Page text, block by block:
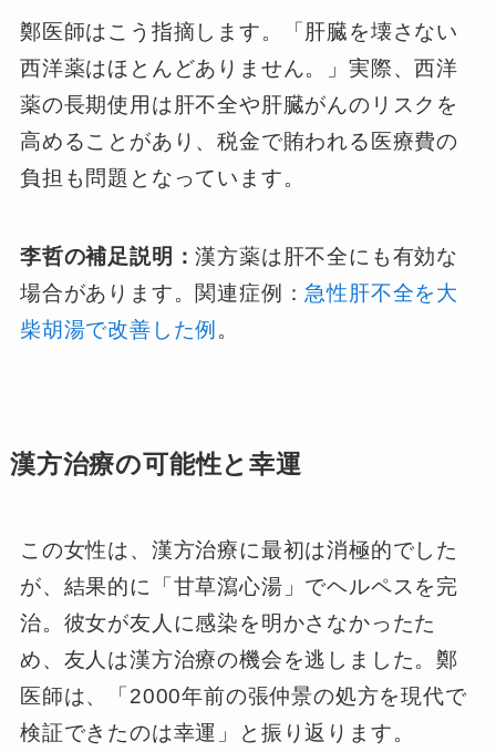
鄭医師はこう指摘します。「肝臓を壊さない
西洋薬はほとんどありません。」実際、西洋
薬の長期使用は肝不全や肝臓がんのリスクを
高めることがあり、税金で賄われる医療費の
負担も問題となっています。
李哲の補足説明：漢方薬は肝不全にも有効な
場合があります。関連症例： 急性肝不全を大
柴胡湯で改善した例 。
漢方治療の可能性と幸運
この女性は、漢方治療に最初は消極的でした
が、結果的に「甘草瀉心湯」でヘルペスを完
治。彼女が友人に感染を明かさなかったた
め、友人は漢方治療の機会を逃しました。鄭
医師は、「2000年前の張仲景の処方を現代で
検証できたのは幸運」と振り返ります。